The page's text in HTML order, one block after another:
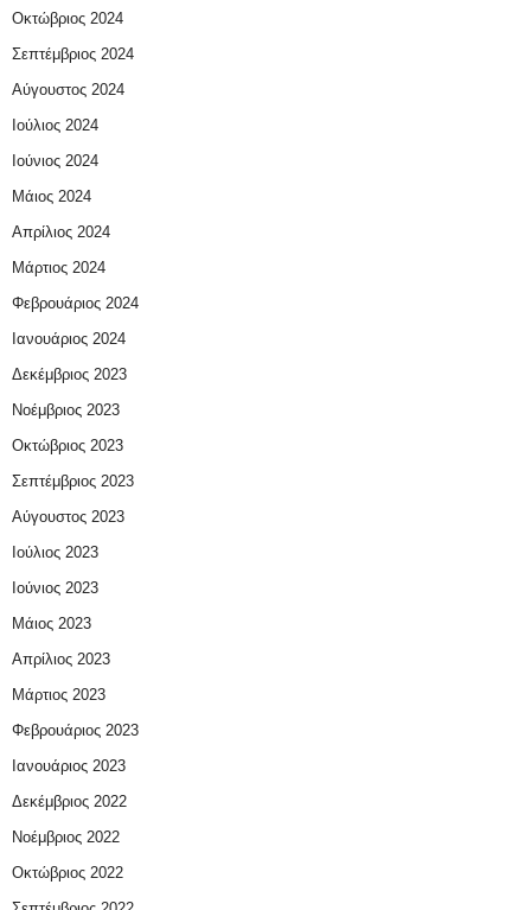
Οκτώβριος 2024
Σεπτέμβριος 2024
Αύγουστος 2024
Ιούλιος 2024
Ιούνιος 2024
Μάιος 2024
Απρίλιος 2024
Μάρτιος 2024
Φεβρουάριος 2024
Ιανουάριος 2024
Δεκέμβριος 2023
Νοέμβριος 2023
Οκτώβριος 2023
Σεπτέμβριος 2023
Αύγουστος 2023
Ιούλιος 2023
Ιούνιος 2023
Μάιος 2023
Απρίλιος 2023
Μάρτιος 2023
Φεβρουάριος 2023
Ιανουάριος 2023
Δεκέμβριος 2022
Νοέμβριος 2022
Οκτώβριος 2022